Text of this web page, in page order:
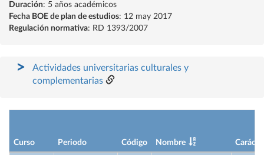
Duración: 5 años académicos
Fecha BOE de plan de estudios: 12 may 2017
Regulación normativa: RD 1393/2007
Actividades universitarias culturales y
complementarias
Curso Periodo Código Nombre